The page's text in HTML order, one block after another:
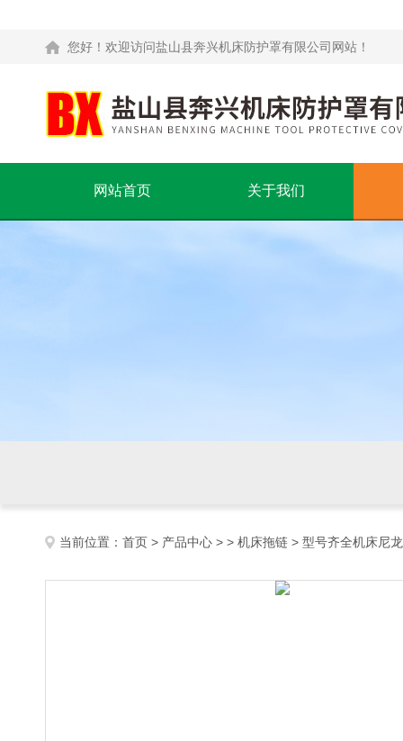
您好！欢迎访问盐山县奔兴机床防护罩有限公司网站！
网站首页 关于我们
当前位置： 首页 > 产品中心 > > 机床拖链 > 型号齐全机床尼